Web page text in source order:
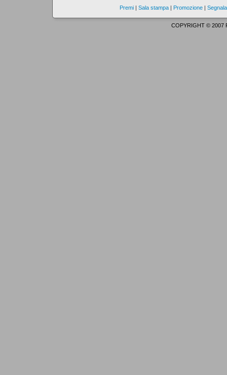
Premi | Sala stampa | Promozione |
COPYRIGHT © 2007